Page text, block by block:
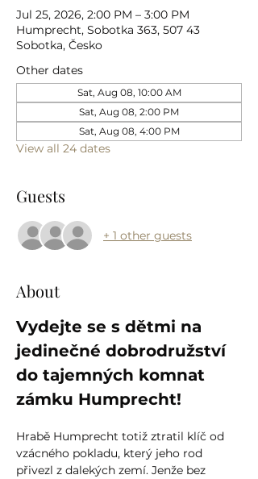
Jul 25, 2026, 2:00 PM – 3:00 PM
Humprecht, Sobotka 363, 507 43
Sobotka, Česko
Other dates
Sat, Aug 08, 10:00 AM
Sat, Aug 08, 2:00 PM
Sat, Aug 08, 4:00 PM
View all 24 dates
Guests
+ 1 other guests
About
Vydejte se s dětmi na
jedinečné dobrodružství
do tajemných komnat
zámku Humprecht!
Hrabě Humprecht totiž ztratil klíč od
vzácného pokladu, který jeho rod
přivezl z dalekých zemí. Jenže bez